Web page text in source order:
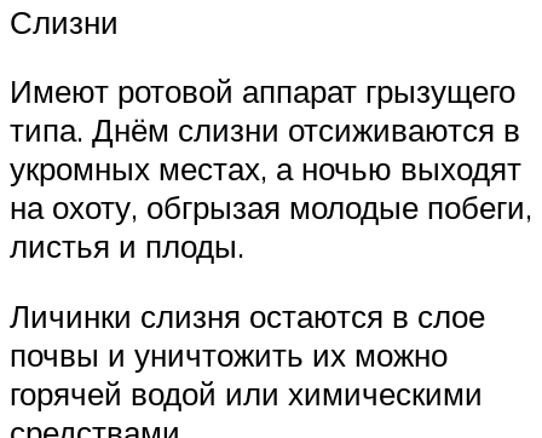
Слизни
Имеют ротовой аппарат грызущего
типа. Днём слизни отсиживаются в
укромных местах, а ночью выходят
на охоту, обгрызая молодые побеги,
листья и плоды.
Личинки слизня остаются в слое
почвы и уничтожить их можно
горячей водой или химическими